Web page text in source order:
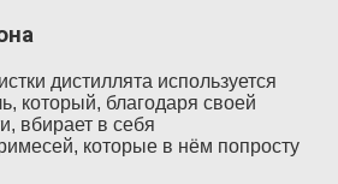
дистиллята используется
который, благодаря своей
вбирает в себя
которые в нём попросту